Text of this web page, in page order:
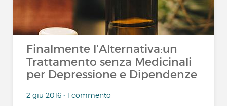
Finalmente l'Alternativa:un
Trattamento senza Medicinali
per Depressione e Dipendenze
2 giu 2016 • 1 commento